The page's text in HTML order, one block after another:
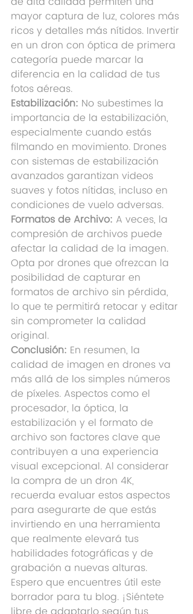
mayor captura de luz, colores más
ricos y detalles más nítidos. Invertir
en un dron con óptica de primera
categoría puede marcar la
diferencia en la calidad de tus
fotos aéreas.
Estabilización: No subestimes la
importancia de la estabilización,
especialmente cuando estás
filmando en movimiento. Drones
con sistemas de estabilización
avanzados garantizan videos
suaves y fotos nítidas, incluso en
condiciones de vuelo adversas.
Formatos de Archivo: A veces, la
compresión de archivos puede
afectar la calidad de la imagen.
Opta por drones que ofrezcan la
posibilidad de capturar en
formatos de archivo sin pérdida,
lo que te permitirá retocar y editar
sin comprometer la calidad
original.
Conclusión: En resumen, la
calidad de imagen en drones va
más allá de los simples números
de píxeles. Aspectos como el
procesador, la óptica, la
estabilización y el formato de
archivo son factores clave que
contribuyen a una experiencia
visual excepcional. Al considerar
la compra de un dron 4K,
recuerda evaluar estos aspectos
para asegurarte de que estás
invirtiendo en una herramienta
que realmente elevará tus
habilidades fotográficas y de
grabación a nuevas alturas.
Espero que encuentres útil este
borrador para tu blog. ¡Siéntete